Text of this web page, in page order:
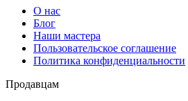
О нас
Блог
Наши мастера
Пользовательское соглашение
Политика конфиденциальности
Продавцам